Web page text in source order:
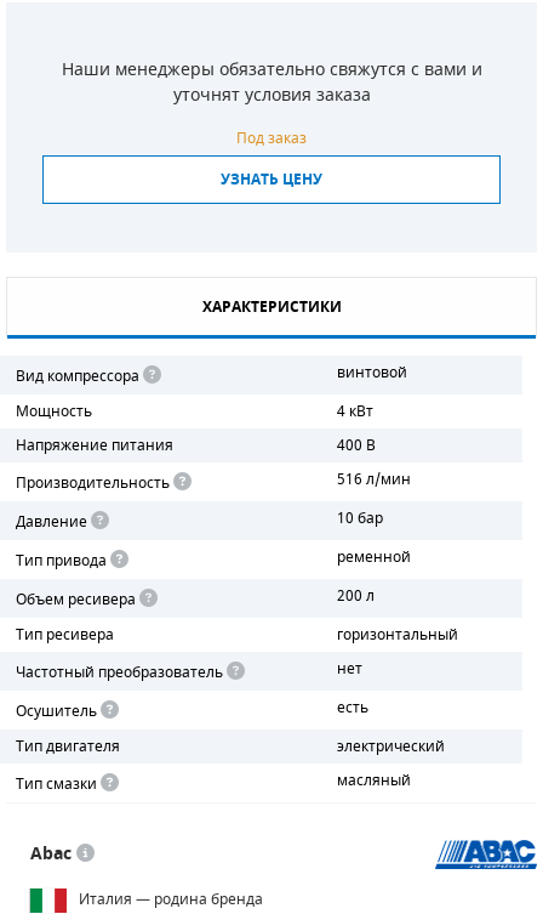
Наши менеджеры обязательно свяжутся с вами и
уточнят условия заказа
Под заказ
УЗНАТЬ ЦЕНУ
ХАРАКТЕРИСТИКИ
Вид компрессора
винтовой
Мощность
4 кВт
Напряжение питания
400 В
Производительность
516 л/мин
Давление
10 бар
Тип привода
ременной
Объем ресивера
200 л
Тип ресивера
горизонтальный
Частотный преобразователь
нет
Осушитель
есть
Тип двигателя
электрический
Тип смазки
масляный
Abac
Италия — родина бренда
ФИЛЬТРОВ
ДЛЯ АДСОРБЦИОННЫХ ОСУШИТЕЛЕЙ
ДИЗЕЛЬНЫЕ ДВИГАТЕЛИ
ФИЛЬТРЫ ТОПЛИВНЫЕ
РАДИАТОРЫ
ПОРШНЕВЫЕ БЛОКИ
ДЕТАЛИ ПОРШНЕВЫХ КОМПРЕССОРОВ
ДЕТАЛИ СПИРАЛЬНЫХ КОМПРЕССОРОВ
ДЕТАЛИ НАСОСНОЙ ЧАСТИ
ШЛАНГИ ДЛЯ МОТОПОМП